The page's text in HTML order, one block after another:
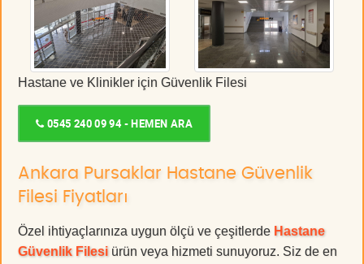
Hastane ve Klinikler için Güvenlik Filesi
0545 240 09 94 - HEMEN ARA
Ankara Pursaklar Hastane Güvenlik
Filesi Fiyatları
Özel ihtiyaçlarınıza uygun ölçü ve çeşitlerde Hastane
Güvenlik Filesi ürün veya hizmeti sunuyoruz. Siz de en